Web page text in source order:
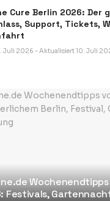
Cure Berlin 2026: Der
Support, Tickets,
Juli 2026 - Aktualisiert 10. Juli
Wochenendtipps
Festivals,